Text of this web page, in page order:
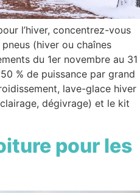
l’hiver, concentrez-vous
(hiver ou chaînes
du 1er novembre au 31
% de puissance par grand
lave-glace hiver
dégivrage) et le kit
pour les